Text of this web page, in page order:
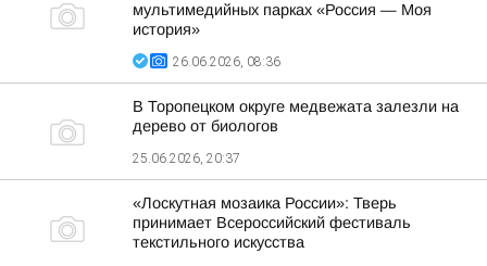
мультимедийных парках «Россия — Моя
история»
26.06.2026, 08:36
В Торопецком округе медвежата залезли на
дерево от биологов
25.06.2026, 20:37
«Лоскутная мозаика России»: Тверь
принимает Всероссийский фестиваль
текстильного искусства